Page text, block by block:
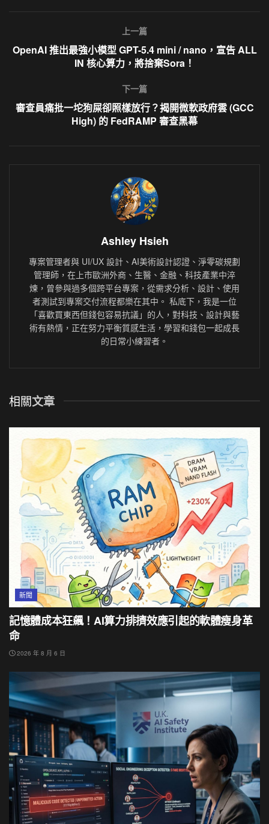
上一篇
OpenAI 推出最強小模型 GPT-5.4 mini / nano，宣告 ALL
IN 核心算力，將捨棄Sora！
下一篇
審查員痛批一坨狗屎卻照樣放行？揭開微軟政府雲 (GCC
High) 的 FedRAMP 審查黑幕
Ashley Hsieh
專案管理者與 UI/UX 設計、AI美術設計認證、淨零碳規劃
管理師，在上市歐洲外商、生醫、金融、科技產業中淬
煉，曾參與過多個跨平台專案，從需求分析、設計、使用
者測試到專案交付流程都樂在其中。 私底下，我是一位
「喜歡買東西但錢包容易抗議」的人，對科技、設計與藝
術有熱情，正在努力平衡質感生活，學習和錢包一起成長
的日常小練習者。
相關文章
新聞
記憶體成本狂飆！AI算力排擠效應引起的軟體瘦身革
命
2026 年 8 月 6 日